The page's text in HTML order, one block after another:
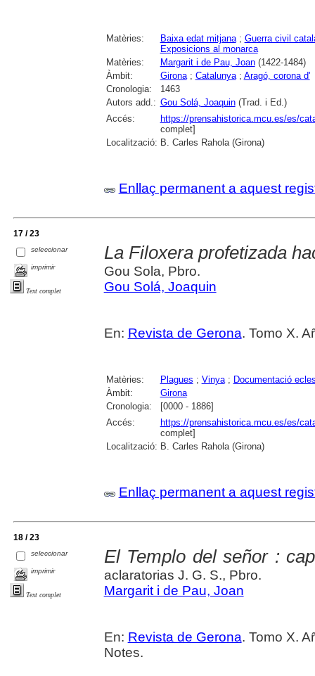
Matèries: Baixa edat mitjana; Guerra civil
Exposicions al monarca
Matèries:
Margarit i de Pau, Joan(1422-1484)
Àmbit:
Girona; Catalunya; Aragó, corona d'
Cronologia:
1463
Autors add.: Gou Solá, Joaquin(Trad. i Ed.)
Accés:
https://prensahistorica.mcu.es/es/
complet]
Localització: B. Carles Rahola (Girona)
Enllaç permanent a aquest
17 / 23
seleccionar
imprimir
Text complet
La Filoxera profetizada
Gou Sola, Pbro.
Gou Solá, Joaquin
En: Revista de Gerona. Tomo X.
Matèries: Plagues ; Vinya; Documentació
Àmbit:
Girona
Cronologia:
[0000 - 1886]
Accés:
https://prensahistorica.mcu.es/es/
complet]
Localització: B. Carles Rahola (Girona)
Enllaç permanent a aquest
18 / 23
seleccionar
imprimir
Text complet
El Templo del señor :
aclaratorias J. G. S., Pbro.
Margarit i de Pau, Joan
En: Revista de Gerona. Tomo X.
Notes.